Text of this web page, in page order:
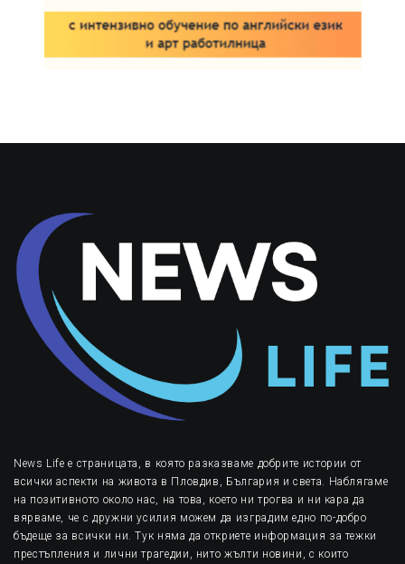
News Life е страницата, в която разказваме добрите истории от
всички аспекти на живота в Пловдив, България и света. Наблягаме
на позитивното около нас, на това, което ни трогва и ни кара да
вярваме, че с дружни усилия можем да изградим едно по-добро
бъдеще за всички ни. Тук няма да откриете информация за тежки
престъпления и лични трагедии, нито жълти новини, с които